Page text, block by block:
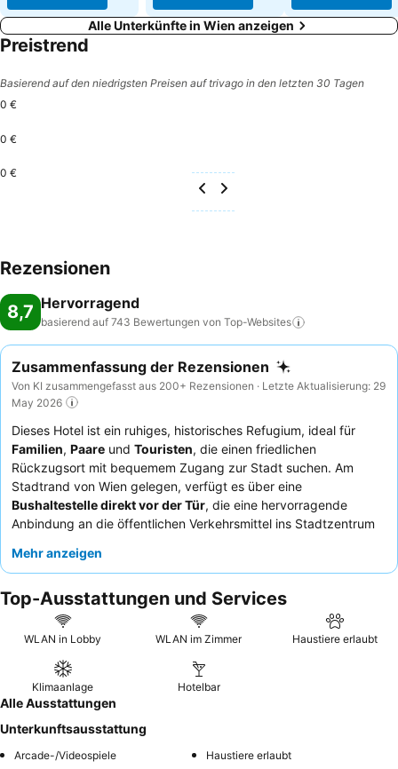
Alle Unterkünfte in Wien anzeigen
Preistrend
Basierend auf den niedrigsten Preisen auf trivago in den letzten 30 Tagen
0 €
0 €
0 €
Rezensionen
8,7 Hervorragend
basierend auf 743 Bewertungen von Top-Websites
Zusammenfassung der Rezensionen
Von KI zusammengefasst aus 200+ Rezensionen · Letzte Aktualisierung: 29
May 2026
Dieses Hotel ist ein ruhiges, historisches Refugium, ideal für
Familien, Paare und Touristen, die einen friedlichen
Rückzugsort mit bequemem Zugang zur Stadt suchen. Am
Stadtrand von Wien gelegen, verfügt es über eine
Bushaltestelle direkt vor der Tür, die eine hervorragende
Anbindung an die öffentlichen Verkehrsmittel ins Stadtzentrum
Unterkünfte, perfekt für längere Aufenthalte. Die Gäste loben
außergewöhnlicheBio- und frische Frühstückmit einer großen
Auswahl. Wer ein Zimmer mit Aussicht wünscht, sollte ein
Zimmer in einer oberen Etage anfragen, um den Panoramablick
Mehr anzeigen
Top-Ausstattungen und Services
WLAN in Lobby WLAN im Zimmer Haustiere erlaubt
Klimaanlage Hotelbar
Alle Ausstattungen
Unterkunftsausstattung
Arcade-/Videospiele
Haustiere erlaubt